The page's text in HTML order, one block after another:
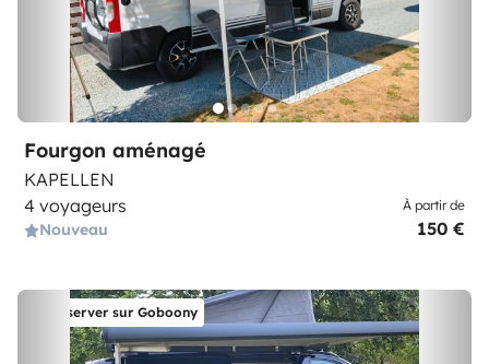
Fourgon aménagé
KAPELLEN
4 voyageurs
Nouveau
À partir de
150 €
Réserver sur Goboony